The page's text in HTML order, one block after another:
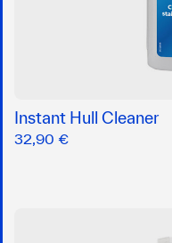
Instant Hull Cleaner
32,90 €